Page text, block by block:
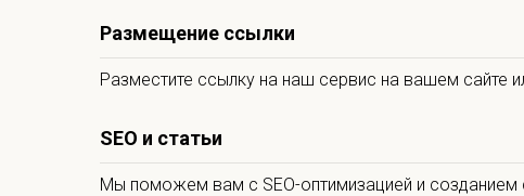
Размещение ссылки
Разместите ссылку на наш сервис на вашем сайте
SEO и статьи
Мы поможем вам с SEO-оптимизацией и созданием